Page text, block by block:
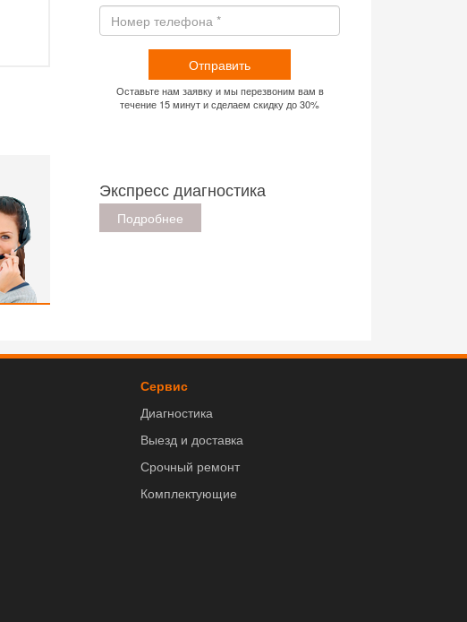
Отправить
Оставьте нам заявку и мы перезвоним вам в
течение 15 минут и сделаем скидку до 30%
Экспресс диагностика
Подробнее
Сервис
Диагностика
Выезд и доставка
Срочный ремонт
Комплектующие